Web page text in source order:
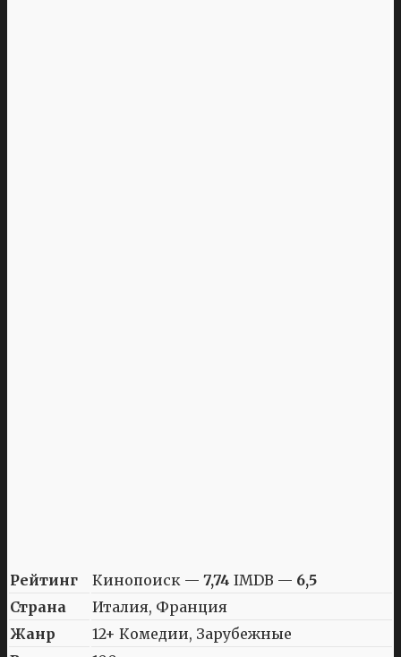
Рейтинг Кинопоиск — 7,74 IMDB — 6,5
Страна
Италия, Франция
Жанр
12+ Комедии, Зарубежные